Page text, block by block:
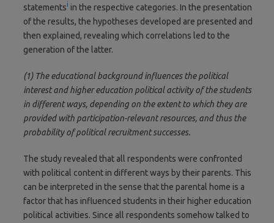
statementsi in the respective categories. In the presentation
of the results, the hypotheses developed are presented and
then explained, revealing which correlations led to the
generation of the latter.
(1) The educational background influences the political
interest and higher education political activity of the students
in different ways, depending on the extent to which they are
provided with participation-relevant resources, and thus the
probability of political recruitment successes.
The study revealed that all respondents were confronted
with political content in different ways by their parents. This
can be interpreted in the sense that the parental home is a
factor that has influenced students in their higher education
political activities. Since all respondents somehow talked to